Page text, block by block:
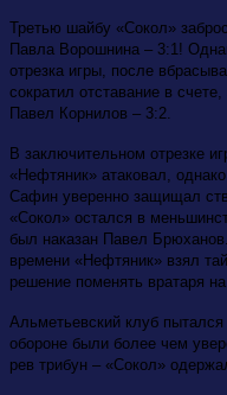
Третью шайбу «Сокол»
Павла Ворошнина – 3:1!
отрезка игры, после
сократил отставание в
Павел Корнилов – 3:2.
В заключительном отрезке
«Нефтяник» атаковал,
Сафин уверенно защищал
«Сокол» остался в
был наказан Павел
времени «Нефтяник» взял
решение поменять вратаря
Альметьевский клуб пытался
обороне были более чем
рев трибун – «Сокол»